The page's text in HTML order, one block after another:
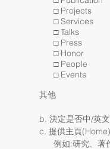
□ Projects
□ Services
□ Talks
□ Press
□ Honor
□ People
□ Events
其他
b. 決定是否中/英文
c. 提供主頁
例如:研究、著